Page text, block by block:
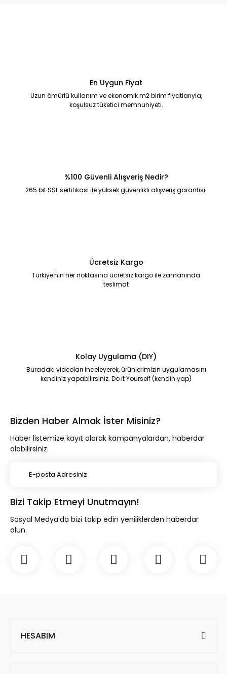
En Uygun Fiyat
Uzun ömürlü kullanım ve ekonomik m2 birim fiyatlarıyla,
koşulsuz tüketici memnuniyeti.
%100 Güvenli Alışveriş Nedir?
265 bit SSL sertifikası ile yüksek güvenlikli alışveriş garantisi.
Ücretsiz Kargo
Türkiye'nin her noktasına ücretsiz kargo ile zamanında
teslimat
Kolay Uygulama (DIY)
Buradaki videoları inceleyerek, ürünlerimizin uygulamasını
kendiniz yapabilirsiniz. Do it Yourself (kendin yap)
Bizden Haber Almak İster Misiniz?
Haber listemize kayıt olarak kampanyalardan, haberdar
olabilirsiniz.
Bizi Takip Etmeyi Unutmayın!
Sosyal Medya'da bizi takip edin yeniliklerden haberdar
olun.
HESABIM